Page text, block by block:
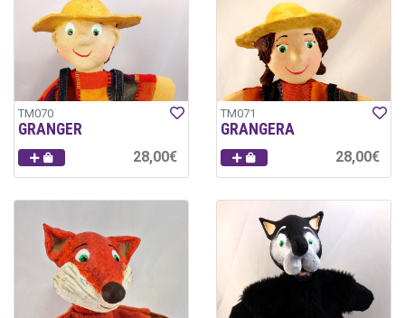
TM070
GRANGER
28,00€
TM071
GRANGERA
28,00€